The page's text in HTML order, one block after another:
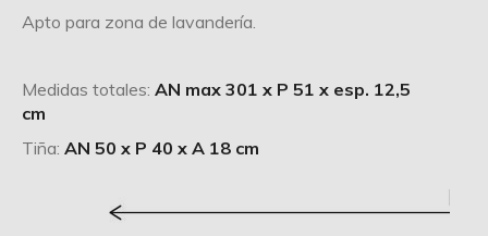
Apto para zona de lavandería.
Medidas totales: AN max 301 x P 51 x esp. 12,5
cm
Tiña: AN 50 x P 40 x A 18 cm